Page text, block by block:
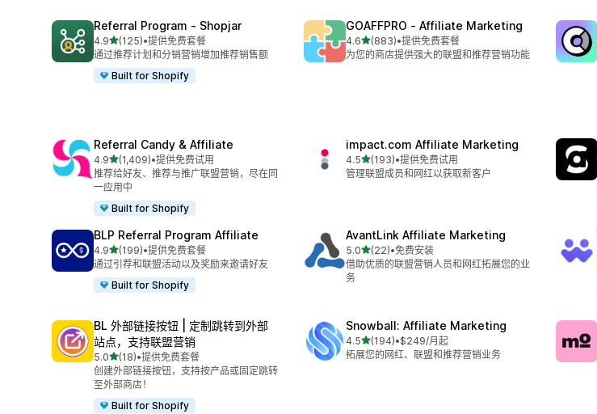
Referral Program ‑ Shopjar
4.9星（满分 5 星）
(125)
总共 125 条评论
•提供免费套餐
通过推荐计划和分销营销增加推荐销售额
Built for Shopify
GOAFFPRO ‑ Affiliate Marketing
4.6星（满分 5 星）
(883)
总共 883 条评论
•提供免费套餐
为您的商店提供强大的联盟和推荐营销功能
Referral Candy & Affiliate
4.9星（满分 5 星）
(1,409)
总共 1409 条评论
•提供免费试用
推荐给好友、推荐与推广联盟营销，尽在同
一应用中
Built for Shopify
impact.com Affiliate Marketing
4.5星（满分 5 星）
(193)
总共 193 条评论
•提供免费试用
管理联盟成员和网红以获取新客户
BLP Referral Program Affiliate
4.9星（满分 5 星）
(199)
总共 199 条评论
•提供免费套餐
通过引荐和联盟活动以及奖励来邀请好友
Built for Shopify
AvantLink Affiliate Marketing
5.0星（满分 5 星）
(22)
总共 22 条评论
•免费安装
借助优质的联盟营销人员和网红拓展您的业
务
BL 外部链接按钮 | 定制跳转到外部
站点，支持联盟营销
5.0星（满分 5 星）
(18)
总共 18 条评论
•提供免费套餐
创建外部链接按钮，支持按产品或固定跳转
至外部商店！
Built for Shopify
Snowball: Affiliate Marketing
4.5星（满分 5 星）
(194)
总共 194 条评论
•$249/月起
拓展您的网红、联盟和推荐营销业务